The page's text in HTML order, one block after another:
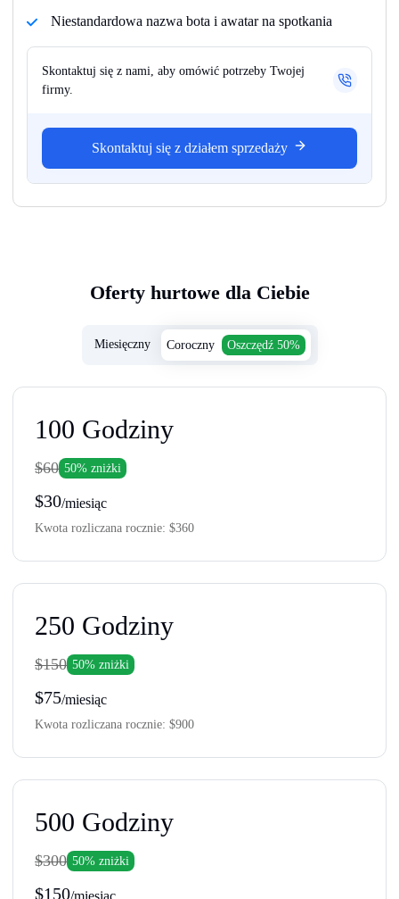
Niestandardowa nazwa bota i awatar na spotkania
Skontaktuj się z nami, aby omówić potrzeby Twojej
firmy.
Skontaktuj się z działem sprzedaży
Oferty hurtowe dla Ciebie
Miesięczny Coroczny Oszczędź 50%
100 Godziny
$60 50% zniżki
$30/miesiąc
Kwota rozliczana rocznie: $360
250 Godziny
$150 50% zniżki
$75/miesiąc
Kwota rozliczana rocznie: $900
500 Godziny
$300 50% zniżki
$150/miesiąc